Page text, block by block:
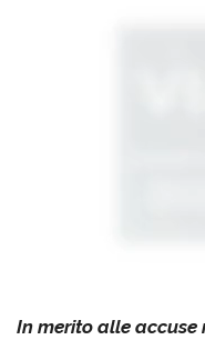
In merito alle accuse